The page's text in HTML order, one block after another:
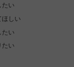
い
しい
い
い